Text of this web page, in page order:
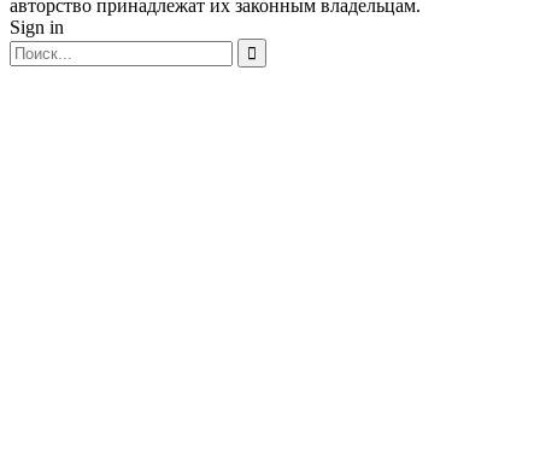
авторство принадлежат их законным владельцам.
Sign in